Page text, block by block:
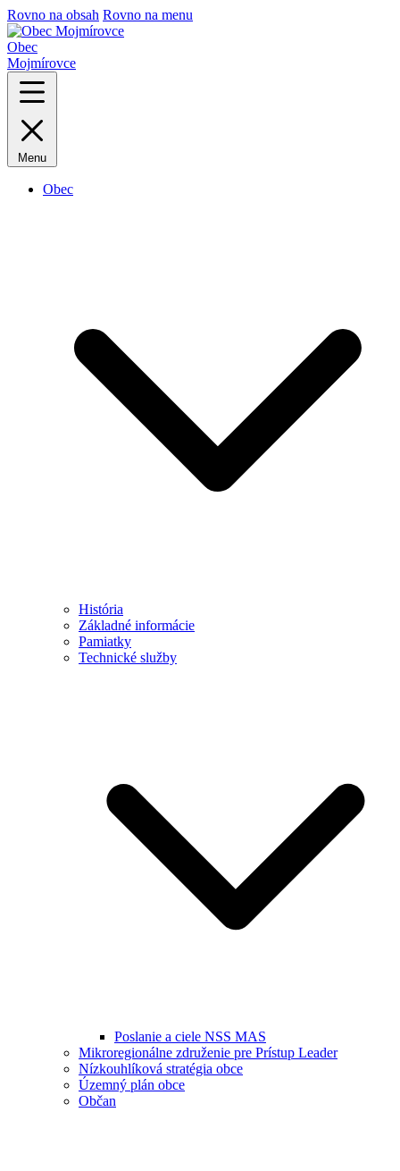
Rovno na obsah Rovno na menu
Obec
Mojmírovce
Menu
Obec
História
Základné informácie
Pamiatky
Technické služby
Poslanie a ciele NSS MAS
Mikroregionálne združenie pre Prístup Leader
Nízkouhlíková stratégia obce
Územný plán obce
Občan